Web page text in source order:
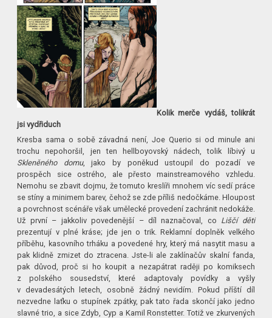
Kolik merče vydáš, tolikrát
jsi vydřiduch
Kresba sama o sobě závadná není, Joe Querio si od minule ani
trochu nepohoršil, jen ten hellboyovský nádech, tolik líbivý u
Skleněného domu, jako by poněkud ustoupil do pozadí ve
prospěch sice ostrého, ale přesto mainstreamového vzhledu.
Nemohu se zbavit dojmu, že tomuto kreslíři mnohem víc sedí práce
se stíny a minimem barev, čehož se zde příliš nedočkáme. Hloupost
a povrchnost scénáře však umělecké provedení zachránit nedokáže.
Už první – jakkoliv povedenější – díl naznačoval, co Liščí děti
prezentují v plné kráse; jde jen o trik. Reklamní doplněk velkého
příběhu, kasovního trháku a povedené hry, který má nasytit masu a
pak klidně zmizet do ztracena. Jste-li ale zaklínačův skalní fanda,
pak důvod, proč si ho koupit a nezapátrat raději po komiksech
z polského sousedství, které adaptovaly povídky a vyšly
v devadesátých letech, osobně žádný nevidím. Pokud příští díl
nezvedne laťku o stupínek zpátky, pak tato řada skončí jako jedno
slavné trio, a sice Zdyb, Cyp a Kamil Ronstetter. Totiž ve zkurvených